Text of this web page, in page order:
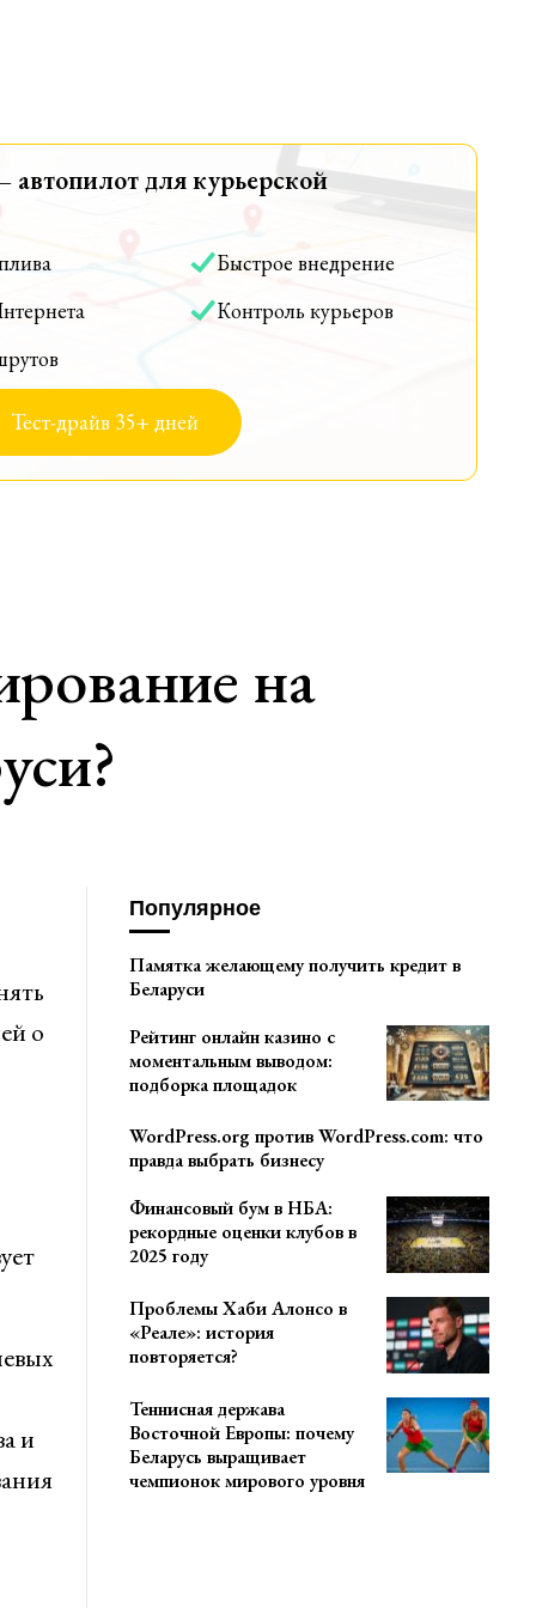
для курьерской
Быстрое внедрение
Контроль курьеров
Тест-драйв 35+ дней
на
о
и
Популярное
Памятка желающему получить кредит в
Беларуси
Рейтинг онлайн казино с
моментальным выводом:
подборка площадок
WordPress.org против WordPress.com: что
правда выбрать бизнесу
Финансовый бум в НБА:
рекордные оценки клубов в
2025 году
Проблемы Хаби Алонсо в
«Реале»: история
повторяется?
Теннисная держава
Восточной Европы: почему
Беларусь выращивает
чемпионок мирового уровня